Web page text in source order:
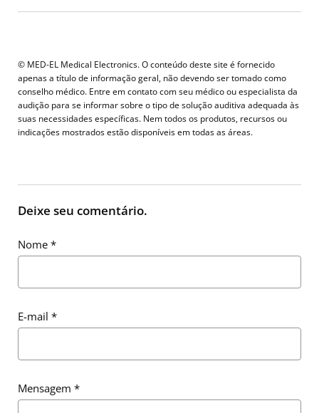
© MED-EL Medical Electronics. O conteúdo deste site é fornecido
apenas a título de informação geral, não devendo ser tomado como
conselho médico. Entre em contato com seu médico ou especialista da
audição para se informar sobre o tipo de solução auditiva adequada às
suas necessidades específicas. Nem todos os produtos, recursos ou
indicações mostrados estão disponíveis em todas as áreas.
Deixe seu comentário.
Nome *
E-mail *
Mensagem *